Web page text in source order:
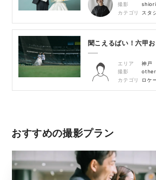
撮影
shiori
カテゴリ
スタ
聞こえるばい！六甲お
エリア
神戸
撮影
other
カテゴリ
ロケ
おすすめの撮影プラン